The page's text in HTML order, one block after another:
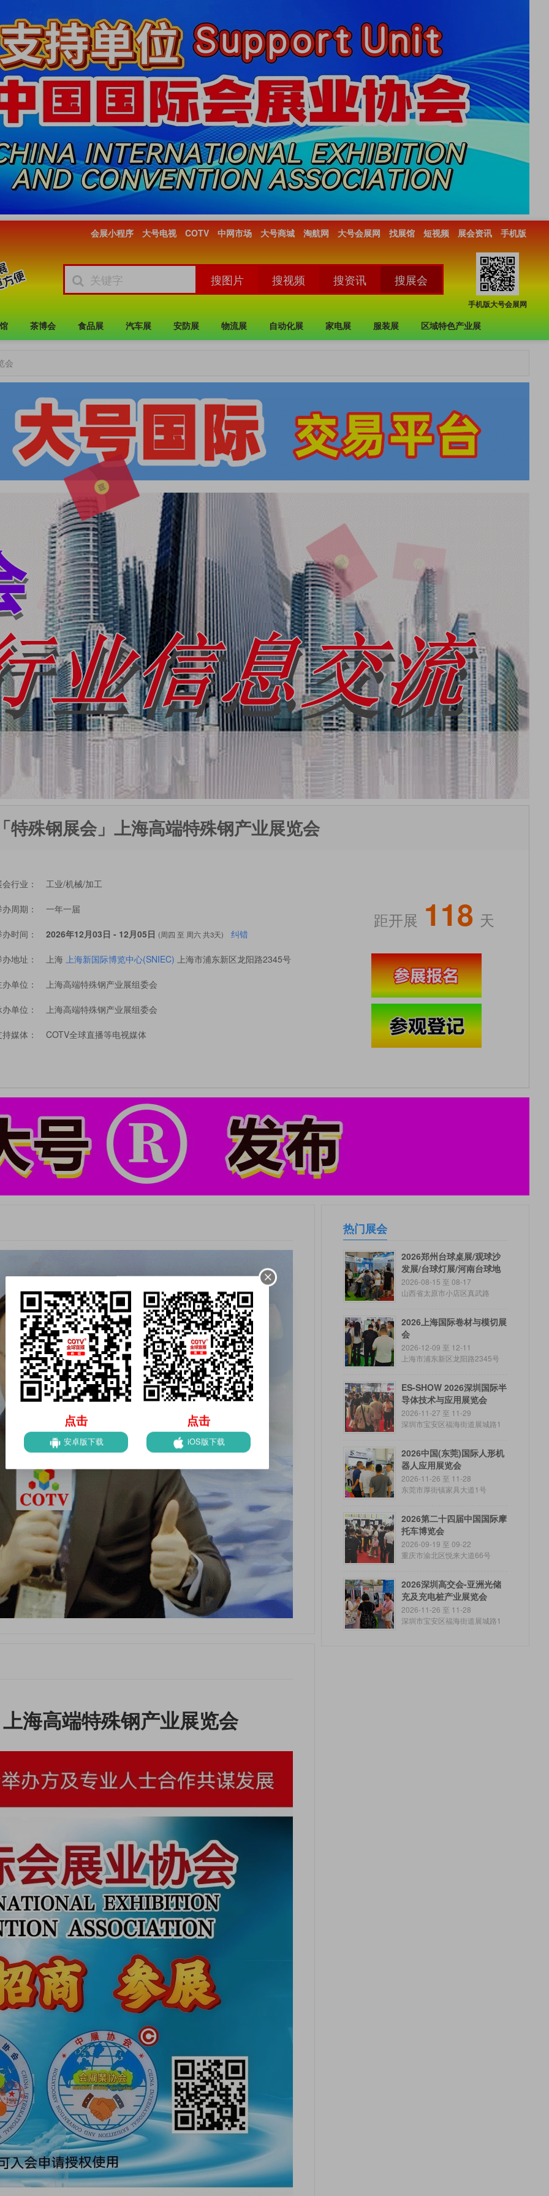
会展小程序 大号电视 COTV 中网市场 大号商城 淘航网 大号会展网 找展馆 短视频 展会资讯 手机版
手机版大号会展网
茶博会 食品展 汽车展 安防展 物流展 自动化展 家电展 服装展 区域特色产业展
会
特殊钢展会」上海高端特殊钢产业展览会
行业： 工业/机械/加工
周期： 一年一届
时间： 2026年12月03日 - 12月05日 (周四 至 周六 共3天) 纠错
地址： 上海 上海新国际博览中心(SNIEC) 上海市浦东新区龙阳路2345号
单位： 上海高端特殊钢产业展组委会
单位： 上海高端特殊钢产业展组委会
媒体： COTV全球直播等电视媒体
距开展 118 天
海高端特殊钢产业展览会
热门展会
2026郑州台球桌展/观球沙
发展/台球灯展/河南台球地
毯展
2026-08-15 至 08-17
山西省太原市小店区真武路
2026上海国际卷材与模切展
会
2026-12-09 至 12-11
上海市浦东新区龙阳路2345号
ES-SHOW 2026深圳国际半
导体技术与应用展览会
2026-11-27 至 11-29
深圳市宝安区福海街道展城路1
2026中国(东莞)国际人形机
器人应用展览会
2026-11-26 至 11-28
东莞市厚街镇家具大道1号
2026第二十四届中国国际摩
托车博览会
2026-09-19 至 09-22
重庆市渝北区悦来大道66号
2026深圳高交会-亚洲光储
充及充电桩产业展览会
2026-11-26 至 11-28
深圳市宝安区福海街道展城路1
点击
安卓版下载
点击
iOS版下载